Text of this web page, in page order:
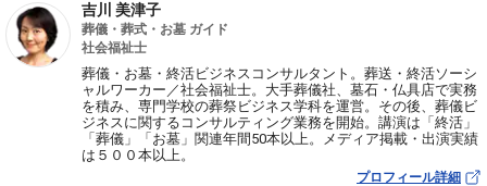
吉川 美津子
葬儀・葬式・お墓 ガイド
社会福祉士
葬儀・お墓・終活ビジネスコンサルタント。葬送・終活ソーシ
ャルワーカー／社会福祉士。大手葬儀社、墓石・仏具店で実務
を積み、専門学校の葬祭ビジネス学科を運営。その後、葬儀ビ
ジネスに関するコンサルティング業務を開始。講演は「終活」
「葬儀」「お墓」関連年間50本以上。メディア掲載・出演実績
は５００本以上。
プロフィール詳細